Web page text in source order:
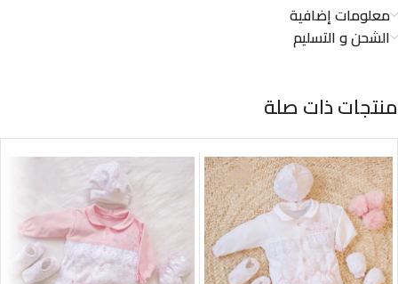
معلومات إضافية
الشحن و التسليم
منتجات ذات صلة